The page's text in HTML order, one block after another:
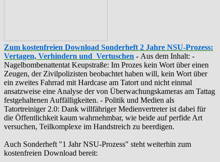
Zum kostenfreien Download Sonderheft 2 Jahre NSU-Prozess:
Vertagen, Verhindern und Vertuschen - Aus dem Inhalt: -
‪Nagelbombenattentat‬ ‎Keupstraße‬: Im Prozes kein Wort über einen
Zeugen, der Zivilpolizisten beobachtet haben will, kein Wort über
ein zweites Fahrrad mit Hardcase am Tatort und nicht einmal
ansatzweise eine Analyse der von Überwachungskameras am Tattag
festgehaltenen Auffälligkeiten. - Politik und Medien als
‪Tatortreiniger‬ 2.0: Dank willfähriger Medienvertreter ist dabei für
die Öffentlichkeit kaum wahrnehmbar, wie beide auf perfide Art
versuchen, Teilkomplexe im Handstreich zu beerdigen.
Auch Sonderheft "1 Jahr NSU-Prozess" steht weiterhin zum
kostenfreien Download bereit: